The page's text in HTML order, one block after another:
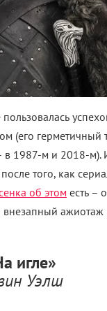
(его герметичный
в 1987-м и 2018-
того, как
об этом есть –
ажиотаж
игле»
Уэлш